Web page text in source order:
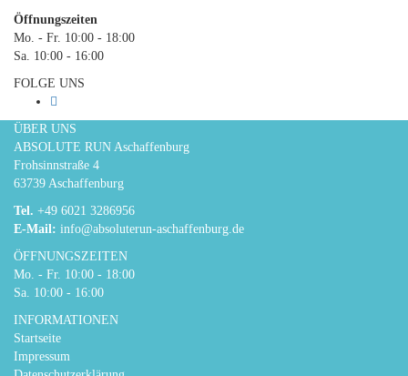
Öffnungszeiten
Mo. - Fr. 10:00 - 18:00
Sa. 10:00 - 16:00
FOLGE UNS
ÜBER UNS
ABSOLUTE RUN Aschaffenburg
Frohsinnstraße 4
63739 Aschaffenburg
Tel. +49 6021 3286956
E-Mail: info@absoluterun-aschaffenburg.de
ÖFFNUNGSZEITEN
Mo. - Fr. 10:00 - 18:00
Sa. 10:00 - 16:00
INFORMATIONEN
Startseite
Impressum